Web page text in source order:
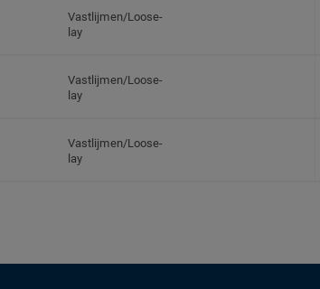
Vastlijmen/Loose-
lay
Vastlijmen/Loose-
lay
Vastlijmen/Loose-
lay